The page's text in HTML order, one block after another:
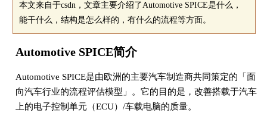
本文来自于csdn，文章主要介绍了Automotive SPICE是什么，
能干什么，结构是怎么样的，有什么的流程等方面。
Automotive SPICE简介
Automotive SPICE是由欧洲的主要汽车制造商共同策定的「面
向汽车行业的流程评估模型」。它的目的是，改善搭载于汽车
上的电子控制单元（ECU）/车载电脑的质量。